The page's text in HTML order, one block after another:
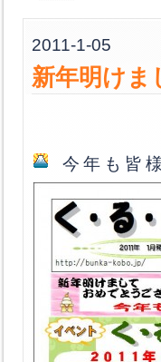
2011-1-05
新年明けま
今年も皆